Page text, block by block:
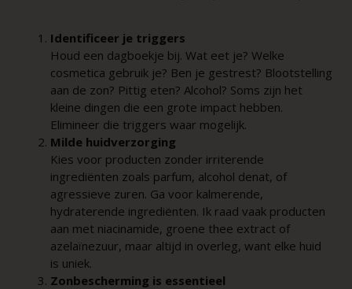
Identificeer je triggers
Houd een dagboekje bij. Wat eet je? Welke
cosmetica gebruik je? Ben je gestrest? Blootstelling
aan de zon? Pittig eten? Alcohol? Soms zijn het
kleine dingen die een grote impact hebben.
Elimineer die triggers waar mogelijk.
Milde huidverzorging
Kies voor producten zonder irriterende
ingrediënten zoals parfum, alcohol denat, of
agressieve zuren. Ga voor kalmerende,
hydraterende ingrediënten. Ik raad vaak producten
aan met niacinamide, groene thee extract of
azelaïnezuur, maar altijd in overleg, want elke huid
is uniek.
Zonbescherming is essentieel